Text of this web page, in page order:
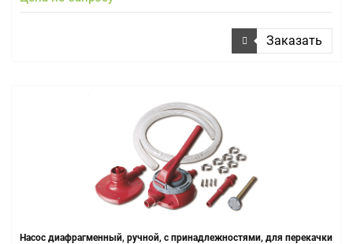
Заказать
Насос диафрагменный, ручной, с принадлежностями, для перекачки